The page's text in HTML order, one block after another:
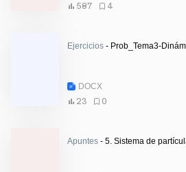
587
4
Ejercicios - Prob_Tema3-
DOCX
23
0
Apuntes - 5. Sistema de